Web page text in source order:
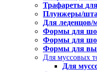
Трафареты
Плунжеры/
Для леденцов/
Формы для
Формы для
Формы для
Для муссовых
Для